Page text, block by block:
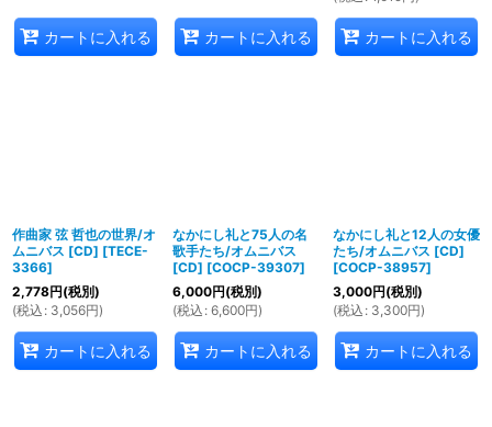
カートに入れる カートに入れる カートに入れる
作曲家 弦 哲也の世界/オ
ムニバス [CD] [TECE-
3366]
2,778円(税別)
(税込 : 3,056円)
カートに入れる
なかにし礼と75人の名
歌手たち/オムニバス
[CD] [COCP-39307]
6,000円(税別)
(税込 : 6,600円)
カートに入れる
なかにし礼と12人の女優
たち/オムニバス [CD]
[COCP-38957]
3,000円(税別)
(税込 : 3,300円)
カートに入れる